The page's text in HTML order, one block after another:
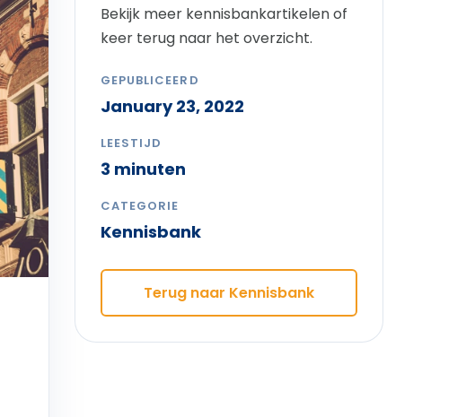
Bekijk meer kennisbankartikelen of
keer terug naar het overzicht.
GEPUBLICEERD
January 23, 2022
LEESTIJD
3 minuten
CATEGORIE
Kennisbank
Terug naar Kennisbank